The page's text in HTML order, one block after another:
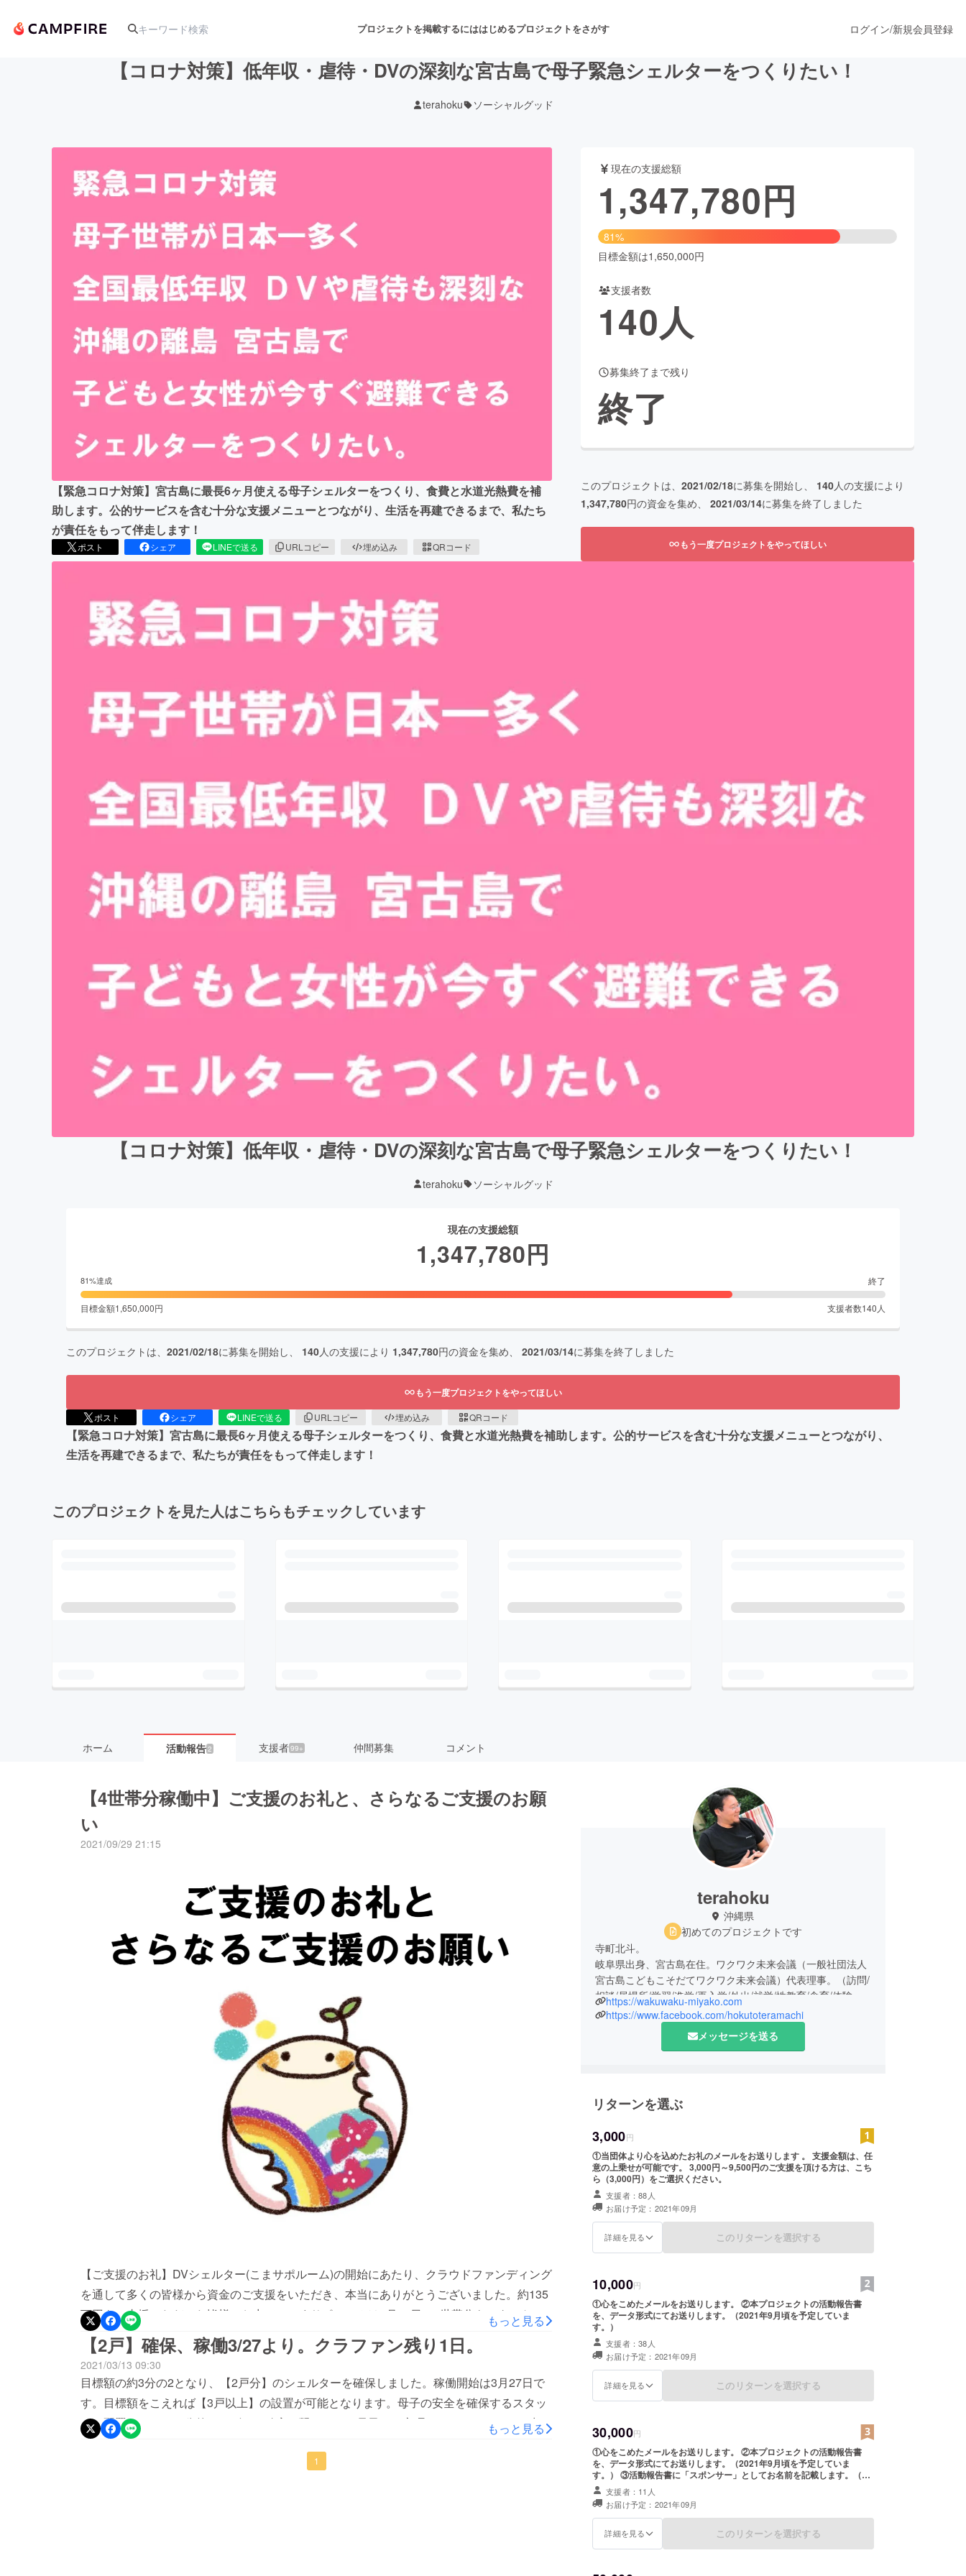
プロジェクトを掲載するにははじめるプロジェクトをさがす
アート・写真 舞台・パフォーマンス
ファッション
ビジネス・起業 チャレンジ ビューティー・ヘルスケア
まちづくり・地域活性化
CAMPFIRE for Social GoodCAMPFIRE Creation
CAMPFIREふるさと納税machi-ya
ログイン/新規会員登録
【コロナ対策】低年収・虐待・DVの深刻な宮古島で母子緊急シェルターをつくりたい！
terahoku ソーシャルグッド
【緊急コロナ対策】宮古島に最長6ヶ月使える母子シェルターをつくり、食費と水道光熱費を補
助します。公的サービスを含む十分な支援メニューとつながり、生活を再建できるまで、私たち
が責任をもって伴走します！
ポスト シェア LINEで送る URLコピー 埋め込み QRコード
現在の支援総額
1,347,780円
81%
目標金額は1,650,000円
支援者数
140人
募集終了まで残り
終了
このプロジェクトは、 2021/02/18に募集を開始し、 140人の支援により
1,347,780円の資金を集め、 2021/03/14に募集を終了しました
もう一度プロジェクトをやってほしい
【コロナ対策】低年収・虐待・DVの深刻な宮古島で母子緊急シェルターをつくりたい！
terahoku ソーシャルグッド
現在の支援総額
1,347,780円
81%達成 終了
目標金額1,650,000円 支援者数140 人
このプロジェクトは、 2021/02/18に募集を開始し、 140人の支援により 1,347,780円の資金を集め、 2021/03/14に募集を終了しました
もう一度プロジェクトをやってほしい
ポスト シェア LINEで送る URLコピー 埋め込み QRコード
【緊急コロナ対策】宮古島に最長6ヶ月使える母子シェルターをつくり、食費と水道光熱費を補助します。公的サービスを含む十分な支援メニューとつながり、
生活を再建できるまで、私たちが責任をもって伴走します！
このプロジェクトを見た人はこちらもチェックしています
ホーム 活動報告 2 支援者99+ 仲間募集 コメント
【4世帯分稼働中】ご支援のお礼と、さらなるご支援のお願
い
2021/09/29 21:15
【ご支援のお礼】DVシェルター(こまサポルーム)の開始にあたり、クラウドファンディング
を通して多くの皆様から資金のご支援をいただき、本当にありがとうございました。約135
万円をご支援いただいた皆様のお力で、こまサポルームは3月27日に3世帯分をスタートし
ました。さらに1世帯分を追加し、現在4世帯分を稼働しています。お約束した期間の終了(9
月末)にあたり、お礼の連絡、事業報告書の送付、事業報告会の開催、領収書の送付などを
準備していますので、該当する支援者様は今しばらくお待ちください。またクラファン以外
のご支援やその他の事業資金、法人運営資金として、全国から約135万円をご支援いただき
ました。これまで(2020/10〜2021/9)にご支援いただいた総額は、約270万円となりました。
また、琉球銀行様および沖縄県共同募金会様より、約57万円の助成をいただきました。本
当にありがとうございました。みなさまのお力により、以下のように沢山の事業が実現し、
延べ約2,500人の方へ支援を届ける事ができました。・DV被害にある母と子のシェルター
もっと見る
【2戸】確保、稼働3/27より。クラファン残り1日。
2021/03/13 09:30
目標額の約3分の2となり、【2戸分】のシェルターを確保しました。稼働開始は3月27日で
す。目標額をこえれば【3戸以上】の設置が可能となります。母子の安全を確保するスタッ
フも配置できます。公的サービスへ確実に繋ぐほか、母子への心理ケア、シェルターを出た
後の母親の所得アップに向けたキャリアコンサルタント、スキルアップ、資格取得などの
キャリア形成、信頼できる就労先の確保、子どもへの学習・進学支援など、私たちには出来
もっと見る
1
terahoku
沖縄県
初めてのプロジェクトです
寺町北斗。
岐阜県出身、宮古島在住。ワクワク未来会議（一般社団法人
宮古島こどもこそだてワクワク未来会議）代表理事。（訪問/
相談/居場所/学習/進学/再入学/外出/就労/性教育/食育/体験機
会/キャリア形成/困窮家庭食品宅配・学校用品配布）
ほか、キャンプ場、財政勉強会、6次産業化、コミュニティ
https://wakuwaku-miyako.com
https://www.facebook.com/hokutoteramachi
メッセージを送る
リターンを選ぶ
3,000円
①当団体より心を込めたお礼のメールをお送りします 。 支援金額は、任
意の上乗せが可能です。 3,000円～9,500円のご支援を頂ける方は、こち
ら（3,000円）をご選択ください。
支援者：88人
お届け予定：2021年09月
詳細を見る このリターンを選択する
10,000円
①心をこめたメールをお送りします。 ②本プロジェクトの活動報告書
を、データ形式にてお送りします。（2021年9月頃を予定していま
す。）
支援者：38人
お届け予定：2021年09月
詳細を見る このリターンを選択する
30,000円
①心をこめたメールをお送りします。 ②本プロジェクトの活動報告書
を、データ形式にてお送りします。（2021年9月頃を予定していま
す。） ③活動報告書に「スポンサー」としてお名前を記載します。（備
考欄にご希望のお名前をご記入ください）
支援者：11人
お届け予定：2021年09月
詳細を見る このリターンを選択する